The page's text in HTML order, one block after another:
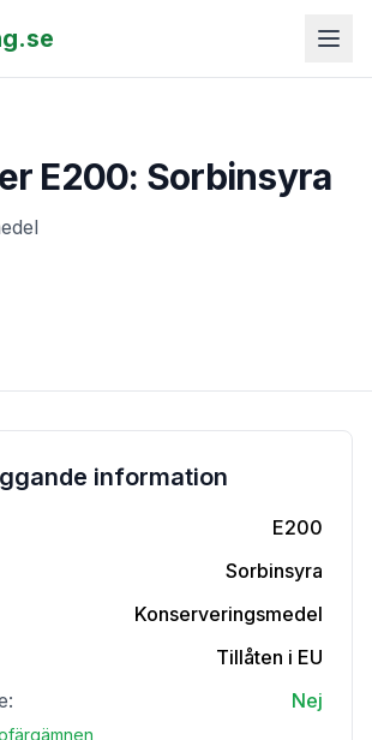
E200: Sorbinsyra
information
E200
Sorbinsyra
Konserveringsmedel
Tillåten i EU
Nej